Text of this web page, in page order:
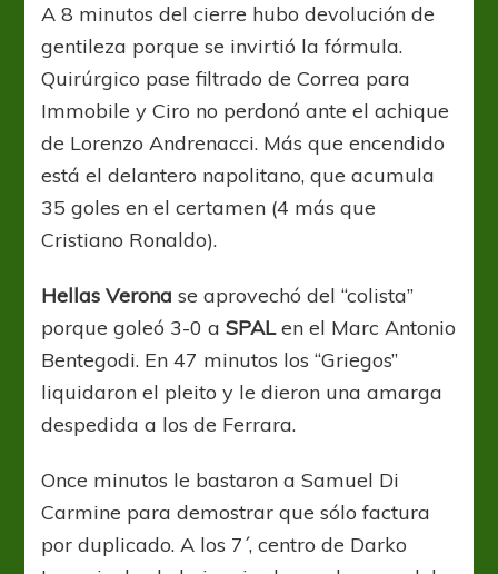
A 8 minutos del cierre hubo devolución de
gentileza porque se invirtió la fórmula.
Quirúrgico pase filtrado de Correa para
Immobile y Ciro no perdonó ante el achique
de Lorenzo Andrenacci. Más que encendido
está el delantero napolitano, que acumula
35 goles en el certamen (4 más que
Cristiano Ronaldo).
Hellas Verona se aprovechó del “colista”
porque goleó 3-0 aSPALen el Marc Antonio
Bentegodi. En 47 minutos los “Griegos”
liquidaron el pleito y le dieron una amarga
despedida a los de Ferrara.
Once minutos le bastaron a Samuel Di
Carmine para demostrar que sólo factura
por duplicado. A los 7´, centro de Darko